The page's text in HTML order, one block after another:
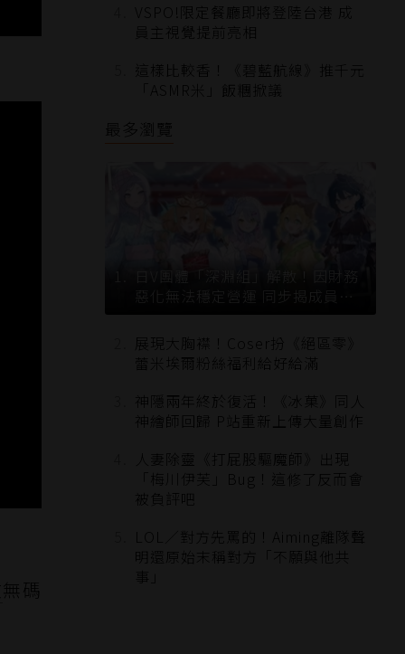
無碼
VSPO!限定餐廳即將登陸台港 成
員主視覺提前亮相
這樣比較香！《碧藍航線》推千元
「ASMR米」飯糰掀議
最多瀏覽
惡化無法穩定營運 同步揭成員未
來去向
展現大胸襟！Coser扮《絕區零》
蕾米埃爾粉絲福利給好給滿
神隱兩年終於復活！《冰菓》同人
神繪師回歸 P站重新上傳大量創作
人妻除靈《打屁股驅魔師》出現
「梅川伊芙」Bug！這修了反而會
被負評吧
LOL／對方先罵的！Aiming離隊聲
明還原始末稱對方「不願與他共
事」